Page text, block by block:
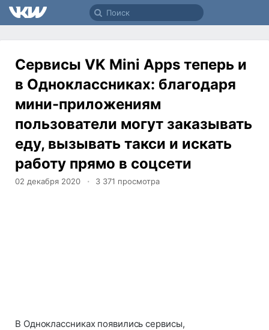
Сервисы VK Mini Apps теперь и
в Одноклассниках: благодаря
мини-приложениям
пользователи могут заказывать
еду, вызывать такси и искать
работу прямо в соцсети
02 декабря 2020 3 371 просмотра
В Одноклассниках появились сервисы,